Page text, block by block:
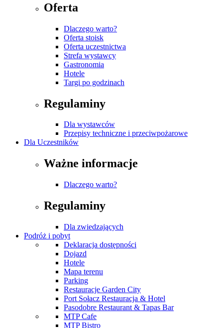
Oferta
Dlaczego warto?
Oferta stoisk
Oferta uczestnictwa
Strefa wystawcy
Gastronomia
Hotele
Targi po godzinach
Regulaminy
Dla wystawców
Przepisy techniczne i przeciwpożarowe
Dla Uczestników
Ważne informacje
Dlaczego warto?
Regulaminy
Dla zwiedzających
Podróż i pobyt
Deklaracja dostępności
Dojazd
Hotele
Mapa terenu
Parking
Restauracje Garden City
Port Sołacz Restauracja & Hotel
Pasodobre Restaurant & Tapas Bar
MTP Cafe
MTP Bistro